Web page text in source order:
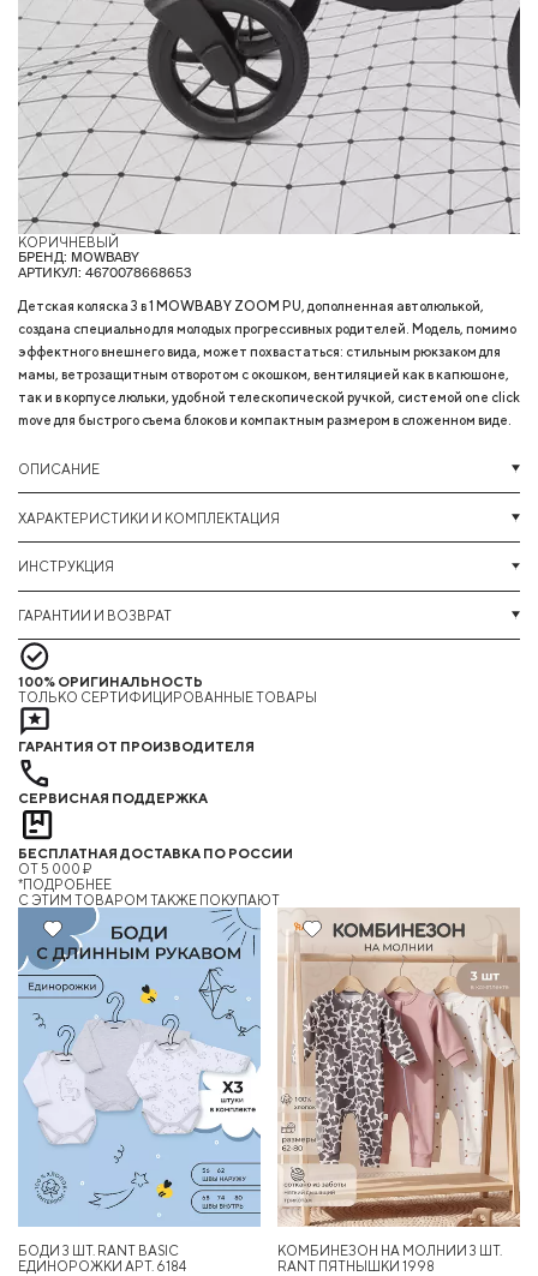
КОРИЧНЕВЫЙ
БРЕНД: MOWBABY
АРТИКУЛ: 4670078668653
Детская коляска 3 в 1 MOWBABY ZOOM PU, дополненная автолюлькой,
создана специально для молодых прогрессивных родителей. Модель, помимо
эффектного внешнего вида, может похвастаться: стильным рюкзаком для
мамы, ветрозащитным отворотом с окошком, вентиляцией как в капюшоне,
так и в корпусе люльки, удобной телескопической ручкой, системой one click
move для быстрого съема блоков и компактным размером в сложенном виде.
ОПИСАНИЕ
ХАРАКТЕРИСТИКИ И КОМПЛЕКТАЦИЯ
ИНСТРУКЦИЯ
ГАРАНТИИ И ВОЗВРАТ
100% ОРИГИНАЛЬНОСТЬ
ТОЛЬКО СЕРТИФИЦИРОВАННЫЕ ТОВАРЫ
ГАРАНТИЯ ОТ ПРОИЗВОДИТЕЛЯ
СЕРВИСНАЯ ПОДДЕРЖКА
БЕСПЛАТНАЯ ДОСТАВКА ПО РОССИИ
ОТ 5 000 ₽
*ПОДРОБНЕЕ
C ЭТИМ ТОВАРОМ ТАКЖЕ ПОКУПАЮТ
БОДИ 3 ШТ. RANT BASIC
ЕДИНОРОЖКИ АРТ. 6184
КОМБИНЕЗОН НА МОЛНИИ 3 ШТ.
RANT ПЯТНЫШКИ 1998